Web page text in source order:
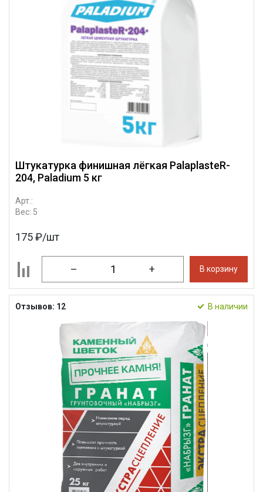
Штукатурка финишная лёгкая PalaplasteR-
204, Paladium 5 кг
Арт.:
Вес: 5
175 ₽/шт
– + В корзину
Отзывов: 12 В наличии